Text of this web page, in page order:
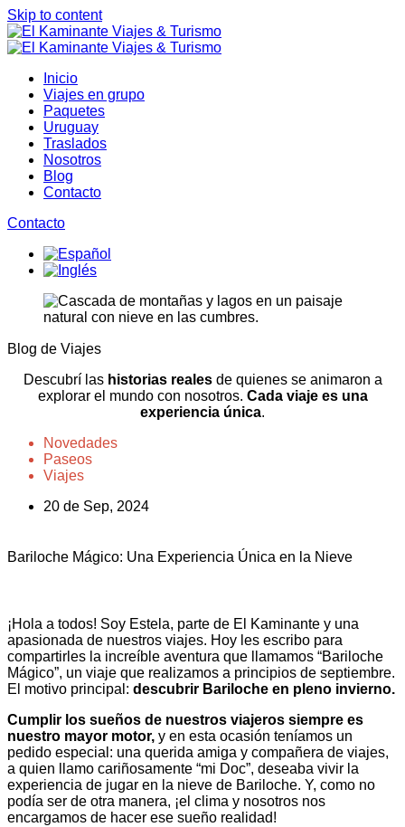
Skip to content
Inicio
Viajes en grupo
Paquetes
Uruguay
Traslados
Nosotros
Blog
Contacto
Contacto
mobile
mobile
Blog de Viajes
Descubrí las historias realesde quienes se animaron a
explorar el mundo con nosotros. Cada viaje es una
experiencia única.
Novedades
Paseos
Viajes
20 de Sep, 2024
Bariloche Mágico: Una Experiencia Única en la Nieve
¡Hola a todos! Soy Estela, parte de El Kaminante y una
apasionada de nuestros viajes. Hoy les escribo para
compartirles la increíble aventura que llamamos “Bariloche
Mágico”, un viaje que realizamos a principios de septiembre.
El motivo principal: descubrir Bariloche en pleno invierno.
Cumplir los sueños de nuestros viajeros siempre es
nuestro mayor motor, y en esta ocasión teníamos un
pedido especial: una querida amiga y compañera de viajes,
a quien llamo cariñosamente “mi Doc”, deseaba vivir la
experiencia de jugar en la nieve de Bariloche. Y, como no
podía ser de otra manera, ¡el clima y nosotros nos
encargamos de hacer ese sueño realidad!